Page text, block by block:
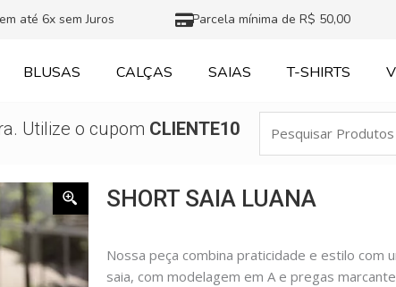
até 6x sem Juros Parcela mínima de R$ 50,00
BLUSAS CALÇAS SAIAS T-SHIRTS
Utilize o cupom CLIENTE10
Produtos
SHORT SAIA LUANA
Nossa peça combina praticidade e estilo com
saia, com modelagem em A e pregas